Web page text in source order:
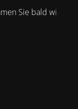
Sie bald wieder.